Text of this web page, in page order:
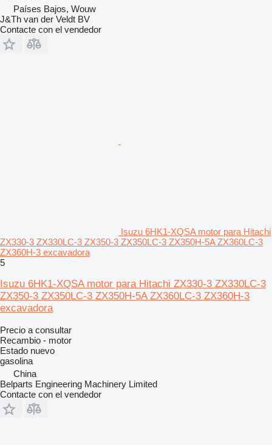
Países Bajos, Wouw
J&Th van der Veldt BV
Contacte con el vendedor
Isuzu 6HK1-XQSA motor para Hitachi
ZX330‑3 ZX330LC‑3 ZX350‑3 ZX350LC‑3 ZX350H‑5A ZX360LC‑3
ZX360H‑3 excavadora
5
Isuzu 6HK1-XQSA motor para Hitachi ZX330‑3 ZX330LC‑3
ZX350‑3 ZX350LC‑3 ZX350H‑5A ZX360LC‑3 ZX360H‑3
excavadora
Precio a consultar
Recambio - motor
Estado nuevo
gasolina
China
Belparts Engineering Machinery Limited
Contacte con el vendedor